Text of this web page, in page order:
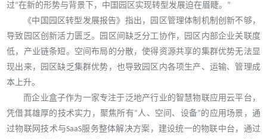
过“在新的形势与背景下，中国园区实现转型发展迫在眉睫。”
《中国园区转型发展报告》指出，园区管理体制机制创新不够，
导致园区创新活力匮乏。园区间缺乏分工协作，园区内部企业关联度
低，产业链条短。空间布局的分散，使得资源共享的集群优势无法显
现出来，园区缺乏集群优势，也导致园区内各项生产、运输、管理成
本上升。
而企业盒子作为一家专注于泛地产行业的智慧物联应用云平台，
凭借其雄厚的技术实力，聚焦所有“人、空间、设备”的应用场景，通
过物联网技术与SaaS服务整体解决方案，建设统一的物联中台，通过